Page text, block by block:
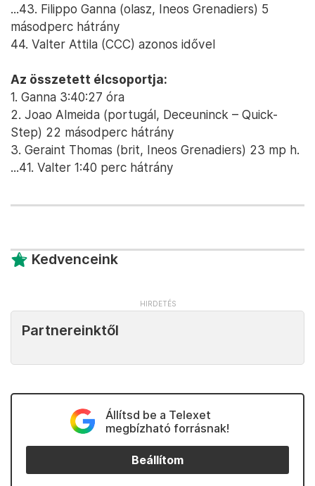
...43. Filippo Ganna (olasz, Ineos Grenadiers) 5
másodperc hátrány
44. Valter Attila (CCC) azonos idővel
Az összetett élcsoportja:
1. Ganna 3:40:27 óra
2. Joao Almeida (portugál, Deceuninck – Quick-
Step) 22 másodperc hátrány
3. Geraint Thomas (brit, Ineos Grenadiers) 23 mp h.
...41. Valter 1:40 perc hátrány
Kedvenceink
Partnereinktől
Állítsd be a Telexet
megbízható forrásnak!
Beállítom